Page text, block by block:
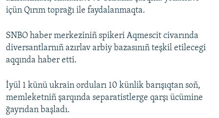
RFE/RS bütün saytları
içün Qırım toprağı ile faydalanmaqta.
SNBO haber merkeziniñ spikeri Aqmescit civarında
diversantlarnıñ azırlav arbiy bazasınıñ teşkil etilecegi
aqqında haber etti.
İyül 1 künü ukrain orduları 10 künlik barışıqtan soñ,
memleketniñ şarqında separatistlerge qarşı ücümine
ğayrıdan başladı.